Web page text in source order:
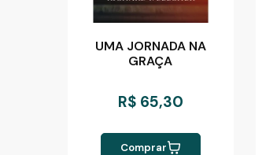
UMA JORNADA NA
GRAÇA
R$ 65,30
Comprar